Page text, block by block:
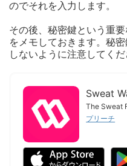
のでそれを入力します。
その後、秘密鍵という重
をメモしておきます。秘
しないように注意してくだ
Sweat
The Sweat
プリーチ